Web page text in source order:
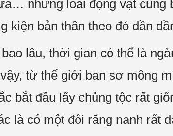
những loài động vật cũng
kiện bản thân theo đó dần
lâu, thời gian có thể là
từ thế giới ban sơ mông
bắt đầu lấy chủng tộc rất
là có một đôi răng nanh rất